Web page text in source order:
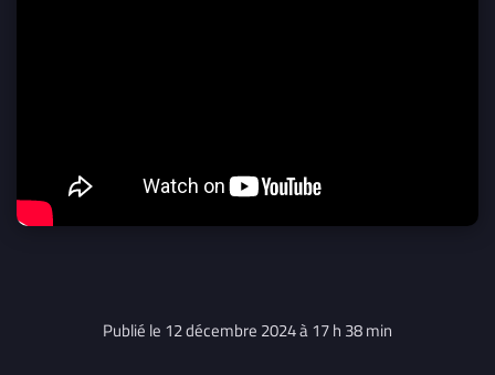
Publié le 12 décembre 2024 à 17 h 38 min